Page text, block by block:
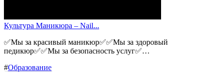
Культура Маникюра – Nail...
✅Мы за красивый маникюр✅✅Мы за здоровый
педикюр✅✅Мы за безопасность услуг✅…
#Образование